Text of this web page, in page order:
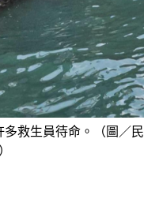
救生員待命。（圖／